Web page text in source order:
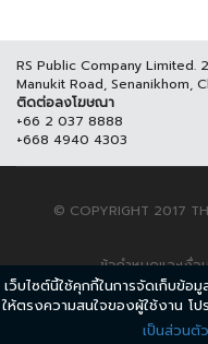
RS Public Company Limited.
Manukit Road, Senanikhom,
ติดต่อลงโฆษณา
+66 2 037 8888
+668 4940 4303
© COPYRIGHT 2017
ข้อกำหนดและเงื่อ
เว็บไซต์นี้ใช้คุกกี้ในการจัดเก็บข้อ
ให้ตรงความสนใจของผู้ใช้งาน โป
เป็นส่วนตัว